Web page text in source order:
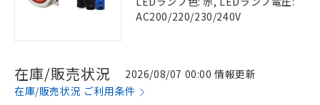
AC200/220/230/240V
在庫/販売状況
2026/08/07 00:00 情報更新
在庫/販売状況 ご利用条件